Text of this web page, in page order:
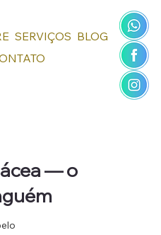
SERVIÇOS BLOG
— o